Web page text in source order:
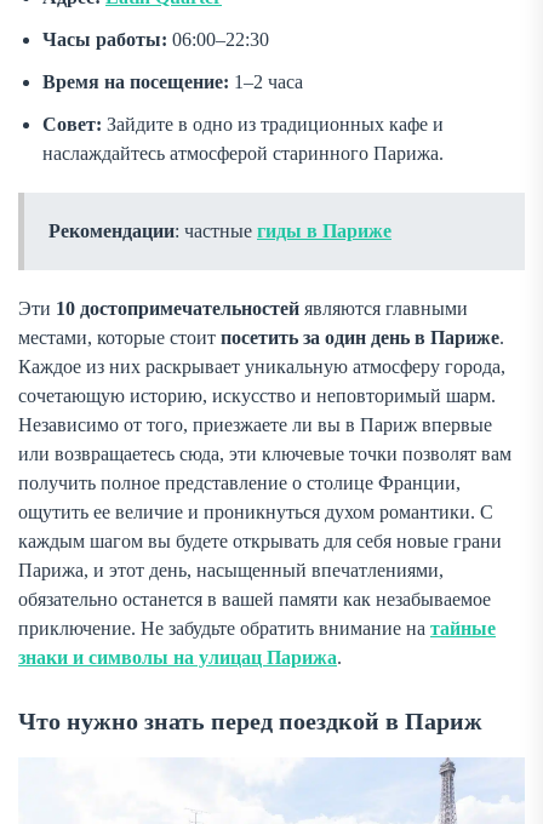
Часы работы: 06:00–22:30
Время на посещение: 1–2 часа
Совет: Зайдите в одно из традиционных кафе и
наслаждайтесь атмосферой старинного Парижа.
Рекомендации: частные гиды в Париже
Эти 10 достопримечательностей являются главными
местами, которые стоит посетить за один день в Париже.
Каждое из них раскрывает уникальную атмосферу города,
сочетающую историю, искусство и неповторимый шарм.
Независимо от того, приезжаете ли вы в Париж впервые
или возвращаетесь сюда, эти ключевые точки позволят вам
получить полное представление о столице Франции,
ощутить ее величие и проникнуться духом романтики. С
каждым шагом вы будете открывать для себя новые грани
Парижа, и этот день, насыщенный впечатлениями,
обязательно останется в вашей памяти как незабываемое
приключение. Не забудьте обратить внимание на тайные
знаки и символы на улицац Парижа.
Что нужно знать перед поездкой в Париж